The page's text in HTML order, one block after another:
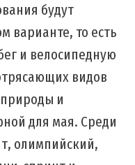
будут
варианте, то есть
и велосипедную
видов
и
для мая. Среди
олимпийский,